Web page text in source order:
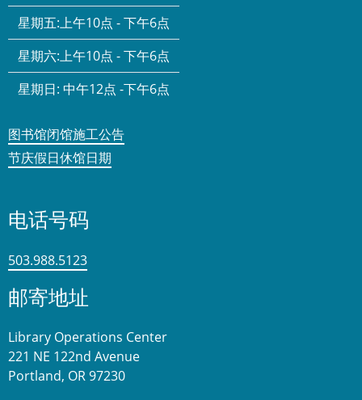
星期五:上午10点 - 下午6点
星期六:上午10点 - 下午6点
星期日: 中午12点 -下午6点
图书馆闭馆施工公告
节庆假日休馆日期
电话号码
503.988.5123
邮寄地址
Library Operations Center
221 NE 122nd Avenue
Portland, OR 97230